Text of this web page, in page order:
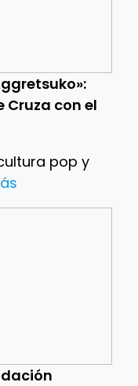
Cruza con el
pop y